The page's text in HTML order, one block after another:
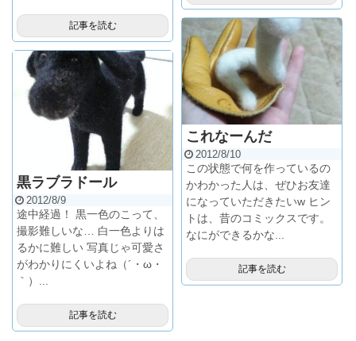
記事を読む
これなーんだ
2012/8/10
この状態で何を作っているの
かわかった人は、ぜひお友達
になっていただきたいw ヒン
トは、昔のコミックスです。
なにができるかな...
記事を読む
黒ラブラドール
2012/8/9
途中経過！ 黒一色のこって、
撮影難しいな… 白一色よりは
るかに難しい 写真じゃ可愛さ
がわかりにくいよね（´・ω・
｀）...
記事を読む